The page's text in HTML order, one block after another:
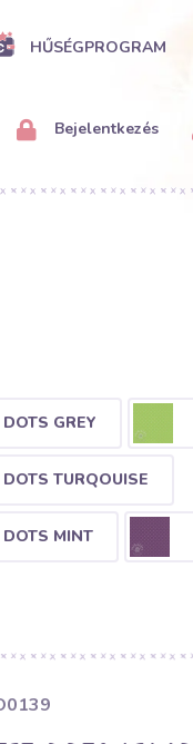
HŰSÉGPROGRAM
Bejelentkezés
GREY
TURQOUISE
MINT